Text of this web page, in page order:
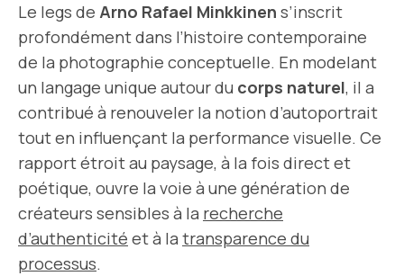
Le legs de Arno Rafael Minkkinen s’inscrit
profondément dans l’histoire contemporaine
de la photographie conceptuelle. En modelant
un langage unique autour du corps naturel, il a
contribué à renouveler la notion d’autoportrait
tout en influençant la performance visuelle. Ce
rapport étroit au paysage, à la fois direct et
poétique, ouvre la voie à une génération de
créateurs sensibles à la recherche
d’authenticité et à la transparence du
processus.